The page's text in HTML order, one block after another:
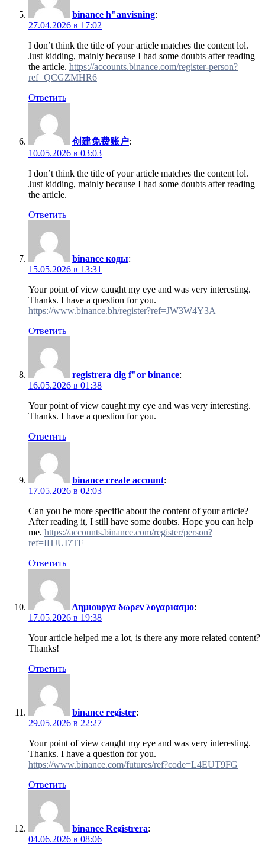
binance h"anvisning:
27.04.2026 в 17:02
I don’t think the title of your article matches the content lol.
Just kidding, mainly because I had some doubts after reading
the article. https://accounts.binance.com/register-person?
ref=QCGZMHR6
Ответить
创建免费账户:
10.05.2026 в 03:03
I don’t think the title of your article matches the content lol.
Just kidding, mainly because I had some doubts after reading
the article.
Ответить
binance коды:
15.05.2026 в 13:31
Your point of view caught my eye and was very interesting.
Thanks. I have a question for you.
https://www.binance.bh/register?ref=JW3W4Y3A
Ответить
registrera dig f"or binance:
16.05.2026 в 01:38
Your point of view caught my eye and was very interesting.
Thanks. I have a question for you.
Ответить
binance create account:
17.05.2026 в 02:03
Can you be more specific about the content of your article?
After reading it, I still have some doubts. Hope you can help
me. https://accounts.binance.com/register/person?
ref=IHJUI7TF
Ответить
Δημιουργα δωρεν λογαριασμο:
17.05.2026 в 19:38
Your article helped me a lot, is there any more related content?
Thanks!
Ответить
binance register:
29.05.2026 в 22:27
Your point of view caught my eye and was very interesting.
Thanks. I have a question for you.
https://www.binance.com/futures/ref?code=L4EUT9FG
Ответить
binance Registrera:
04.06.2026 в 08:06